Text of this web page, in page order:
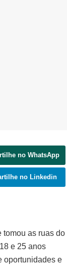
no WhatsApp
no Linkedin
tomou as ruas do
e 25 anos
oportunidades e